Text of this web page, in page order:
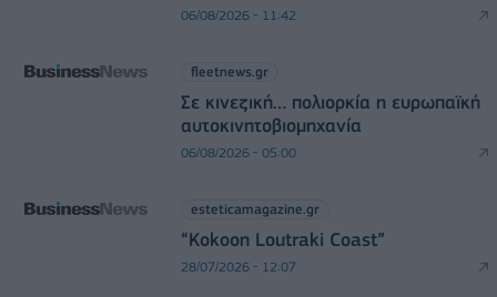
06/08/2026 - 11:42
fleetnews.gr
Σε κινεζική… πολιορκία η ευρωπαϊκή
αυτοκινητοβιομηχανία
06/08/2026 - 05:00
esteticamagazine.gr
“Kokoon Loutraki Coast”
28/07/2026 - 12:07